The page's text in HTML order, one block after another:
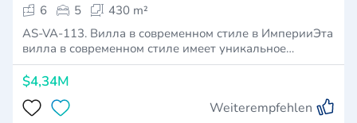
6
5
430 m²
AS-VA-113. Вилла в современном стиле в ИмперииЭта
вилла в современном стиле имеет уникальное…
$4,34M
Weiterempfehlen